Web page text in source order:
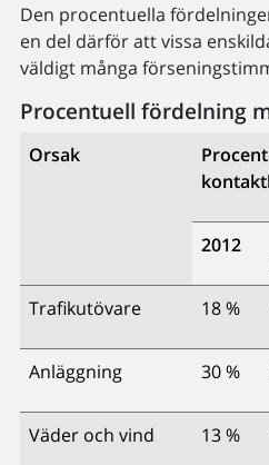
Den procentuella
en del därför att vissa
väldigt många
Procentuell fördelning
Orsak
2012
Trafikutövare
18 %
Anläggning
30 %
Väder och vind
13 %